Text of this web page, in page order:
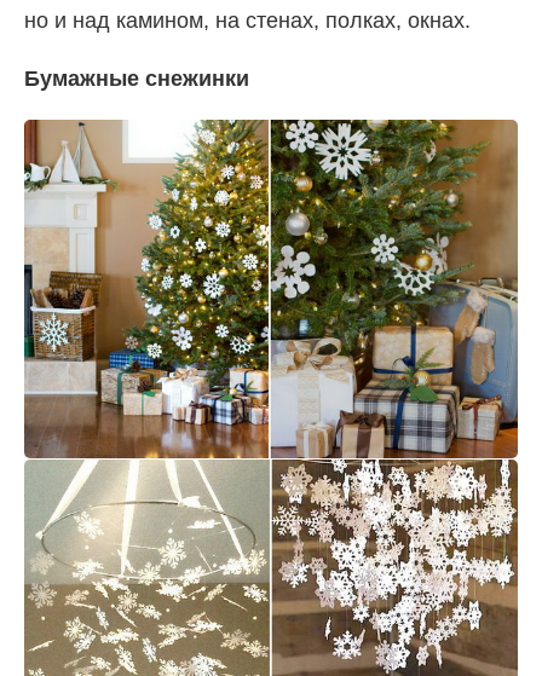
но и над камином, на стенах, полках, окнах.
Бумажные снежинки